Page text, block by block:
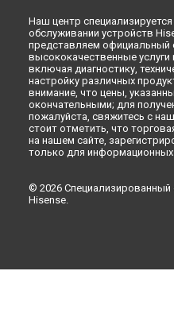
Наш центр
обслуживании устройств
представляем официальный
высококачественные услуги
включая диагностику,
настройку различных
внимание, что цены,
окончательными; для
пожалуйста, свяжитесь с
стоит отметить, что
на нашем сайте,
только для информационных
© 2026
Hisense.